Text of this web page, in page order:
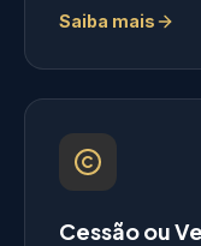
Saiba mais
Cessão ou